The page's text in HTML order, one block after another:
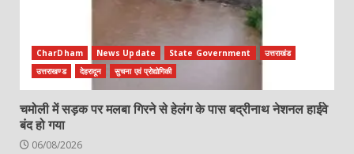
CharDham News Update State Government
उत्तराखंड
उत्तराखण्ड
देहरादून सुचना एवं प्रोद्योगिकी
चमोली में सड़क पर मलबा गिरने से हेलंग के पास बद्रीनाथ नेशनल हाईवे
बंद हो गया
06/08/2026